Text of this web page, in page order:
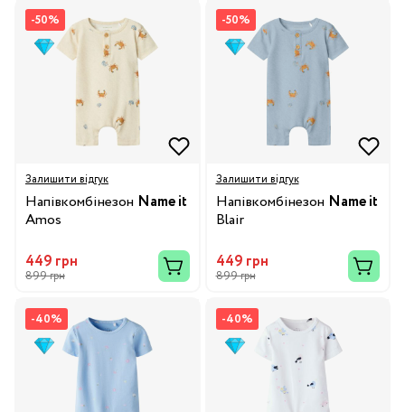
-50%
Залишити відгук
Напівкомбінезон Name it
Amos
449 грн
899 грн
-50%
Залишити відгук
Напівкомбінезон Name it
Blair
449 грн
899 грн
-40% -40%